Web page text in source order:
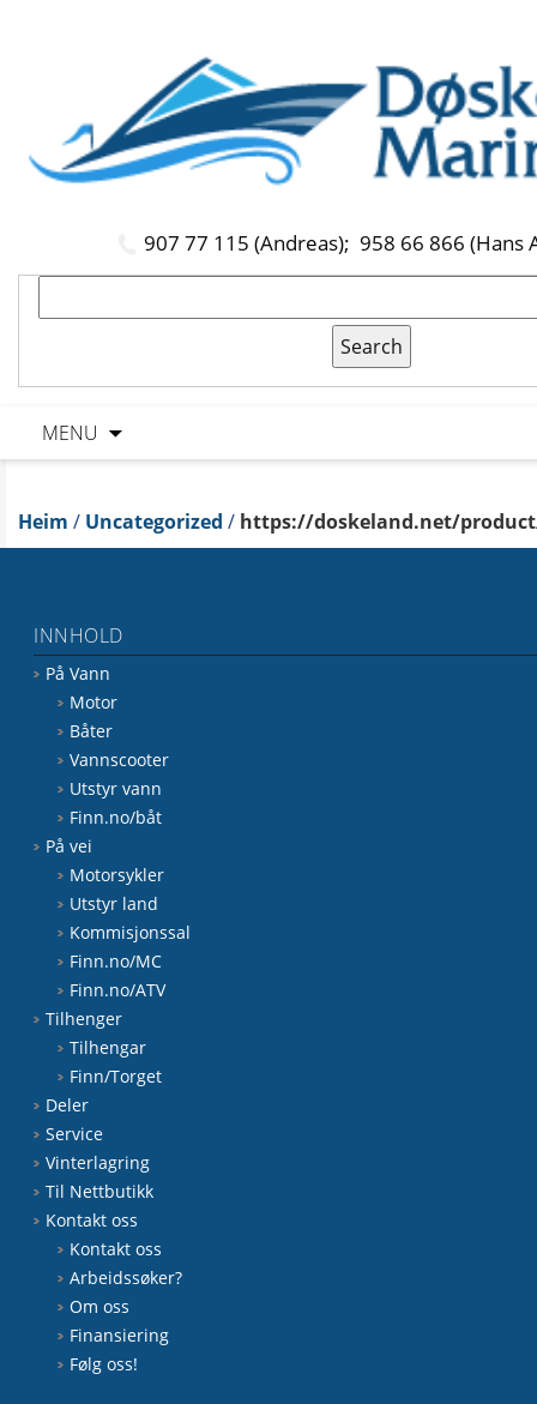
907 77 115 (Andreas); 958 66 866 (Hans
MENU
Heim / Uncategorized / https://doskeland.net/
INNHOLD
På Vann
Motor
Båter
Vannscooter
Utstyr vann
Finn.no/båt
På vei
Motorsykler
Utstyr land
Kommisjonssal
Finn.no/MC
Finn.no/ATV
Tilhenger
Tilhengar
Finn/Torget
Deler
Service
Vinterlagring
Til Nettbutikk
Kontakt oss
Kontakt oss
Arbeidssøker?
Om oss
Finansiering
Følg oss!